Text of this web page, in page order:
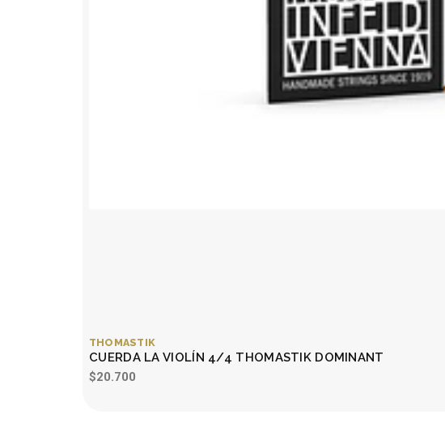
THOMASTIK
CUERDA LA VIOLÍN 4/4 THOMASTIK DOMINANT
$20.700